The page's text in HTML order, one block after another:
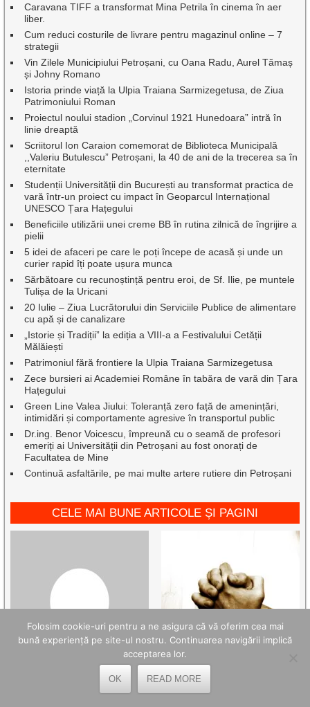
Caravana TIFF a transformat Mina Petrila în cinema în aer
liber.
Cum reduci costurile de livrare pentru magazinul online – 7
strategii
Vin Zilele Municipiului Petroșani, cu Oana Radu, Aurel Tămaș
și Johny Romano
Istoria prinde viață la Ulpia Traiana Sarmizegetusa, de Ziua
Patrimoniului Roman
Proiectul noului stadion „Corvinul 1921 Hunedoara” intră în
linie dreaptă
Scriitorul Ion Caraion comemorat de Biblioteca Municipală
,,Valeriu Butulescu” Petroșani, la 40 de ani de la trecerea sa în
eternitate
Studenții Universității din București au transformat practica de
vară într-un proiect cu impact în Geoparcul Internațional
UNESCO Țara Hațegului
Beneficiile utilizării unei creme BB în rutina zilnică de îngrijire a
pielii
5 idei de afaceri pe care le poți începe de acasă și unde un
curier rapid îți poate ușura munca
Sărbătoare cu recunoștință pentru eroi, de Sf. Ilie, pe muntele
Tulișa de la Uricani
20 Iulie – Ziua Lucrătorului din Serviciile Publice de alimentare
cu apă și de canalizare
„Istorie și Tradiții” la ediția a VIII-a a Festivalului Cetății
Mălăiești
Patrimoniul fără frontiere la Ulpia Traiana Sarmizegetusa
Zece bursieri ai Academiei Române în tabăra de vară din Țara
Hațegului
Green Line Valea Jiului: Toleranță zero față de amenințări,
intimidări și comportamente agresive în transportul public
Dr.ing. Benor Voicescu, împreună cu o seamă de profesori
emeriți ai Universității din Petroșani au fost onorați de
Facultatea de Mine
Continuă asfaltările, pe mai multe artere rutiere din Petroșani
CELE MAI BUNE ARTICOLE ȘI PAGINI
Folosim cookie-uri pentru a ne asigura că vă oferim cea mai
bună experiență pe site-ul nostru. Continuarea navigării implică
acceptarea lor.
OK READ MORE